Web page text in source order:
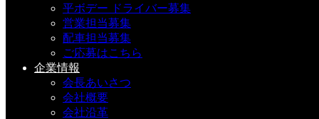
平ボデー ドライバー募集
営業担当募集
配車担当募集
ご応募はこちら
企業情報
会長あいさつ
会社概要
会社沿革
１２月２９日 納会
2019-01-10(Thu)
今が旬！枇杷（びわ）も実りました v(^^)v